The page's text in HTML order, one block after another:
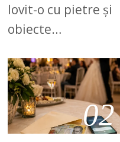
lovit-o cu pietre și
obiecte…
02